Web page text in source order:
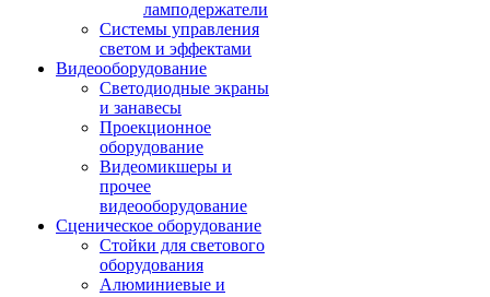
ламподержатели
Системы управления
светом и эффектами
Видеооборудование
Светодиодные экраны
и занавесы
Проекционное
оборудование
Видеомикшеры и
прочее
видеооборудование
Сценическое оборудование
Стойки для светового
оборудования
Алюминиевые и